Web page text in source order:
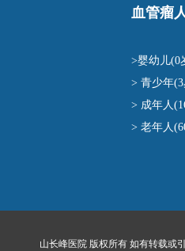
血管瘤
>婴幼儿(0
> 青少年
> 成年人
> 老年人
山长峰医院 版权所有 如有转载或